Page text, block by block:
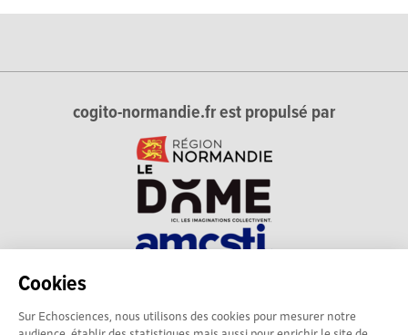
Cookies
Sur Echosciences, nous utilisons des cookies pour mesurer notre
cogito-normandie.fr est propulsé par
technique et du dialogue science-société en Normandie.